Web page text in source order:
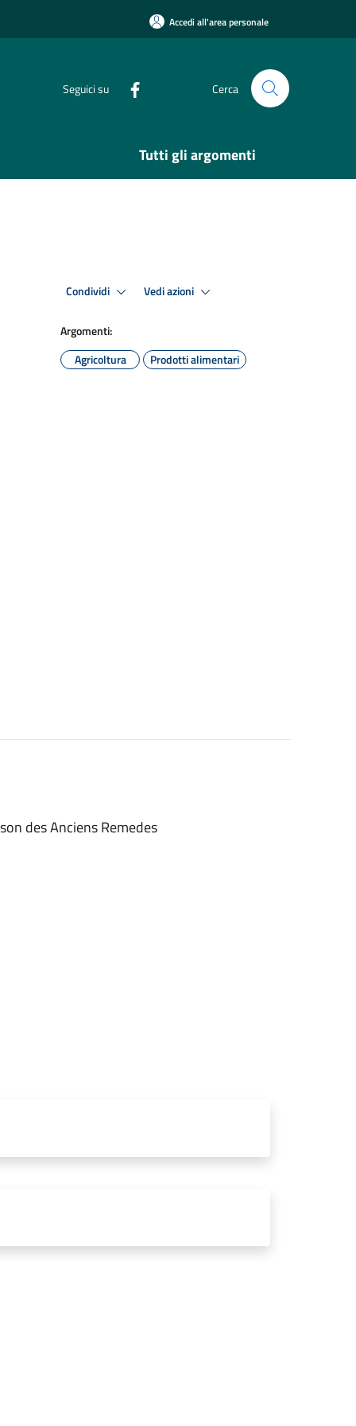
Accedi all'area personale
Seguici su Cerca
Tutti gli argomenti
Condividi Vedi azioni
Argomenti:
Agricoltura
Prodotti alimentari
des Anciens Remedes